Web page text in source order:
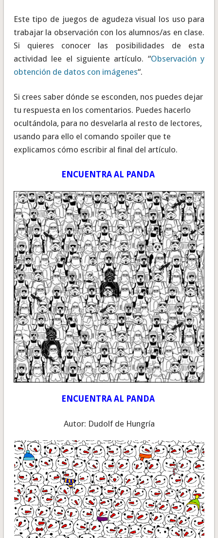
Este tipo de juegos de agudeza visual los uso para
trabajar la observación con los alumnos/as en clase.
Si quieres conocer las posibilidades de esta
actividad lee el siguiente artículo. “Observación y
obtención de datos con imágenes“.
Si crees saber dónde se esconden, nos puedes dejar
tu respuesta en los comentarios. Puedes hacerlo
ocultándola, para no desvelarla al resto de lectores,
usando para ello el comando spoiler que te
explicamos cómo escribir al final del artículo.
ENCUENTRA AL PANDA
ENCUENTRA AL PANDA
Autor: Dudolf de Hungría